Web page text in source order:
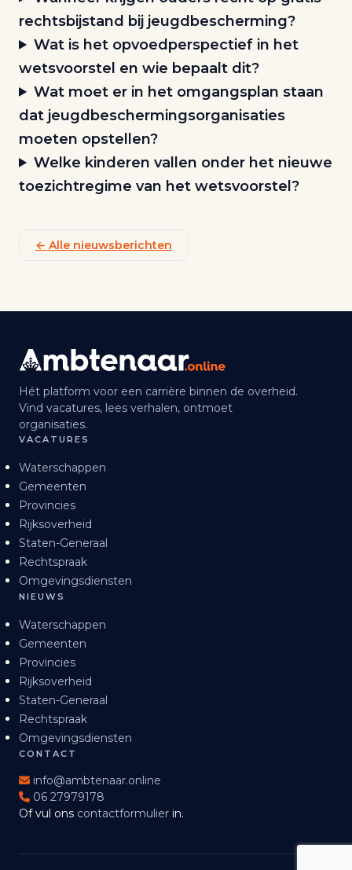
rechtsbijstand bij jeugdbescherming?
Wat is het opvoedperspectief in het
wetsvoorstel en wie bepaalt dit?
Wat moet er in het omgangsplan staan
dat jeugdbeschermingsorganisaties
moeten opstellen?
Welke kinderen vallen onder het nieuwe
toezichtregime van het wetsvoorstel?
← Alle nieuwsberichten
Hét platform voor een carrière binnen de overheid.
Vind vacatures, lees verhalen, ontmoet
organisaties.
VACATURES
Waterschappen
Gemeenten
Provincies
Rijksoverheid
Staten-Generaal
Rechtspraak
Omgevingsdiensten
NIEUWS
Waterschappen
Gemeenten
Provincies
Rijksoverheid
Staten-Generaal
Rechtspraak
Omgevingsdiensten
CONTACT
info@ambtenaar.online
06 27979178
Of vul ons contactformulier in.